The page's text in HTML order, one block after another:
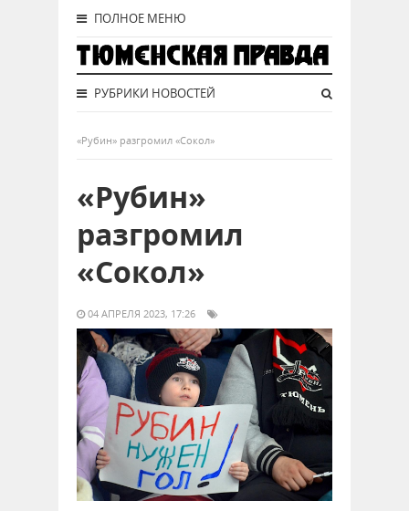
ПОЛНОЕ МЕНЮ
РУБРИКИ НОВОСТЕЙ
«Рубин» разгромил «Сокол»
«Рубин»
разгромил
«Сокол»
04 АПРЕЛЯ 2023, 17:26